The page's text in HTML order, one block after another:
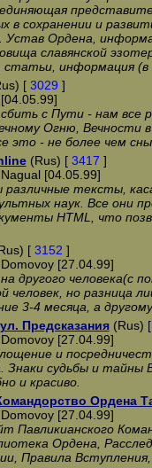
в сохранении и
Устав Ордена,
славянской
статьи, информация (в
[ 3029 ]
[04.05.99]
с Пути - нам все
Огню, Вечности
это - не более чем сны
(Rus) [ 3417 ]
Nagual [04.05.99]
тексты,
наук. Все они
HTML, что
[ 3152 ]
Domovoy [27.04.99]
другого человека(с
человек, но разница
3-4 месяца, а
Предсказания(Rus)
Domovoy [27.04.99]
и
Знаки судьбы и тайны
и красиво.
Ордена
Domovoy [27.04.99]
Павликианского
Ордена,
Правила